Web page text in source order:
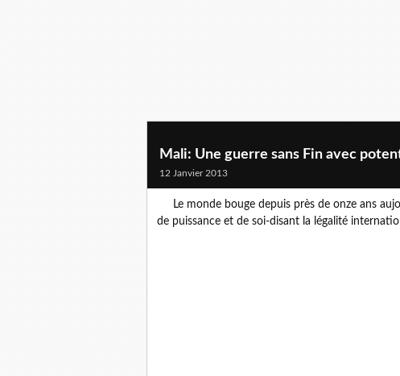
Mali: Une guerre sans Fin avec
12 Janvier 2013
Le monde bouge depuis près de onze ans
de puissance et de soi-disant la légalité